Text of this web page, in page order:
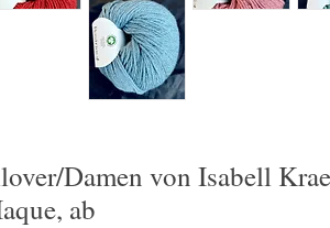
Damen von Isabell
ab